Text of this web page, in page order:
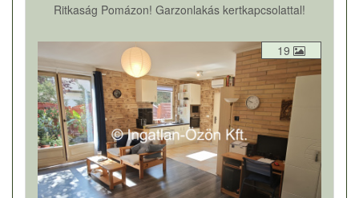
Ritkaság Pomázon! Garzonlakás kertkapcsolattal!
19